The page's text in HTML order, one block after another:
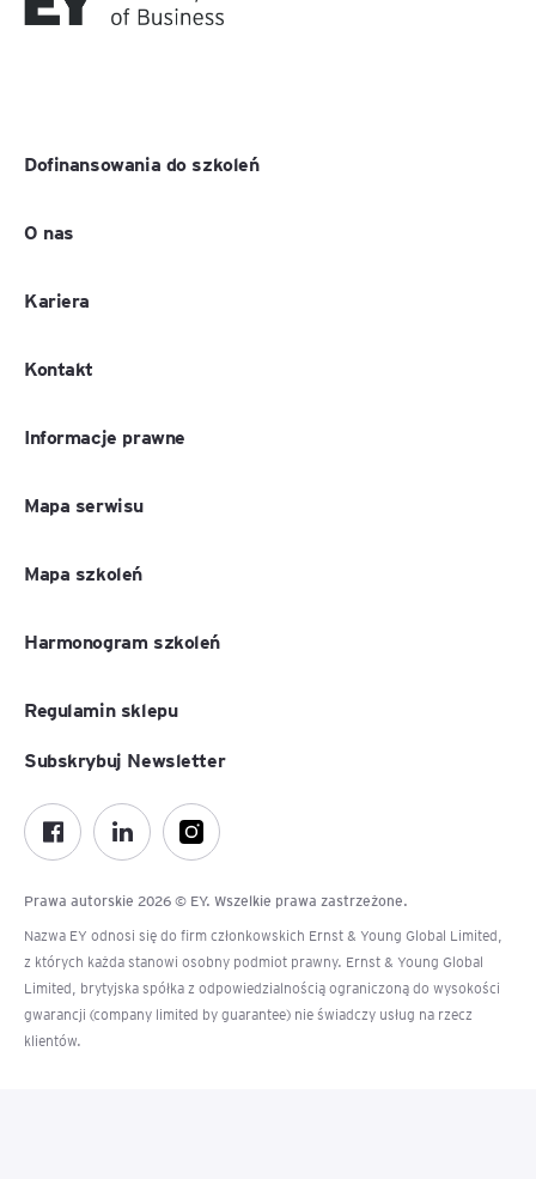
Dofinansowania do szkoleń
O nas
Kariera
Kontakt
Informacje prawne
Mapa serwisu
Mapa szkoleń
Harmonogram szkoleń
Regulamin sklepu
Prawa autorskie 2026 © EY. Wszelkie prawa zastrzeżone.
Nazwa EY odnosi się do firm członkowskich Ernst & Young Global Limited,
z których każda stanowi osobny podmiot prawny. Ernst & Young Global
Limited, brytyjska spółka z odpowiedzialnością ograniczoną do wysokości
gwarancji (company limited by guarantee) nie świadczy usług na rzecz
klientów.
Subskrybuj Newsletter